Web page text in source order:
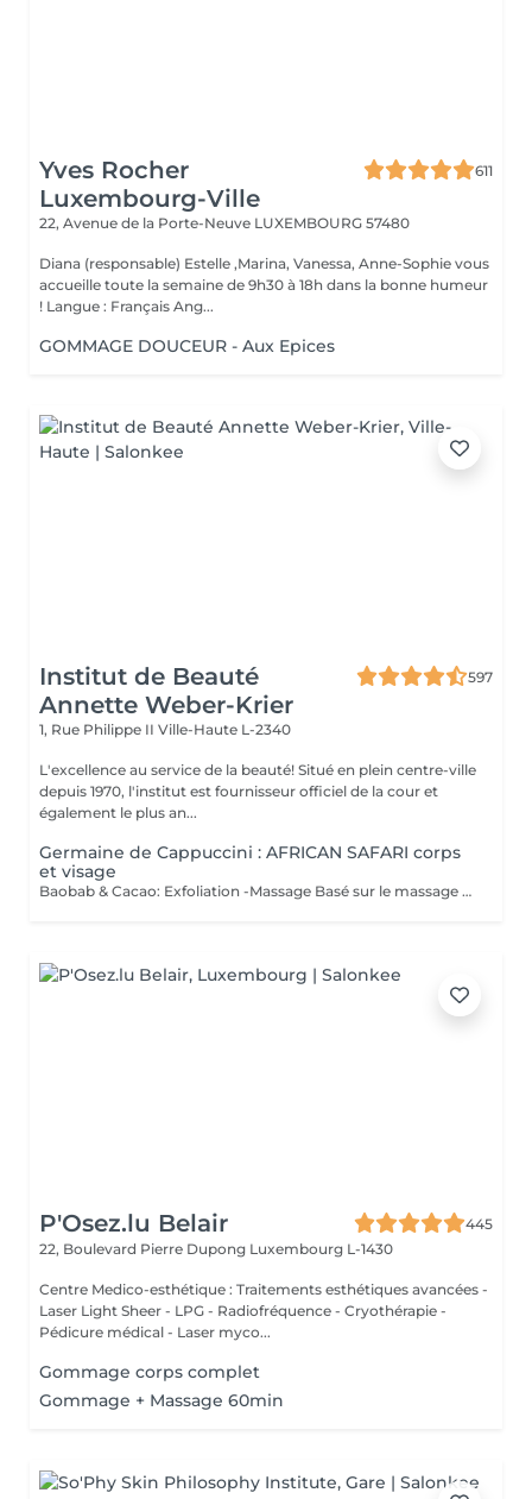
Yves Rocher
Luxembourg-Ville
611
22, Avenue de la Porte-Neuve LUXEMBOURG 57480
Diana (responsable) Estelle ,Marina, Vanessa, Anne-Sophie vous
accueille toute la semaine de 9h30 à 18h dans la bonne humeur
! Langue : Français Ang...
GOMMAGE DOUCEUR - Aux Epices
Institut de Beauté
Annette Weber-Krier
597
1, Rue Philippe II Ville-Haute L-2340
L'excellence au service de la beauté! Situé en plein centre-ville
depuis 1970, l'institut est fournisseur officiel de la cour et
également le plus an...
Germaine de Cappuccini : AFRICAN SAFARI corps
et visage
Baobab & Cacao: Exfoliation -Massage Basé sur le massage Hilotra de Madagascar, il combine des techniques ancestrales africaines et asiatiques pour générer une sensation de connexion avec la nature et un équilibre corporel. AFRICAN BLISS : Massage SWEET Maternity: Basé sur la technique du drainage lymphatique, ce rituel combine des mouvements ascendants et des mouvements enveloppants qui favorisent une sensation de légèreté et de confort immédiate dans les jambes Light Legs : Basé sur la technique du drainage lymphatique, ce rituel combine des mouvements ascendants et des mouvements enveloppants qui favorisent une sensation de légèreté et de confort immédiate dans les jambes
P'Osez.lu Belair
445
22, Boulevard Pierre Dupong Luxembourg L-1430
Centre Medico-esthétique : Traitements esthétiques avancées -
Laser Light Sheer - LPG - Radiofréquence - Cryothérapie -
Pédicure médical - Laser myco...
Gommage corps complet
Gommage + Massage 60min